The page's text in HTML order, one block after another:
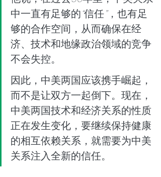
中一直有足够的 “信任”，也有足
够的合作空间，从而确保在经
济、技术和地缘政治领域的竞争
不会失控。
因此，中美两国应该携手崛起，
而不是让双方一起倒下。现在，
中美两国技术和经济关系的性质
正在发生变化，要继续保持健康
的相互依赖关系，就需要为中美
关系注入全新的信任。